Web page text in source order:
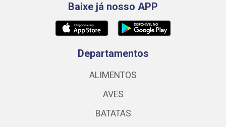
Baixe já nosso APP
Departamentos
ALIMENTOS
AVES
BATATAS